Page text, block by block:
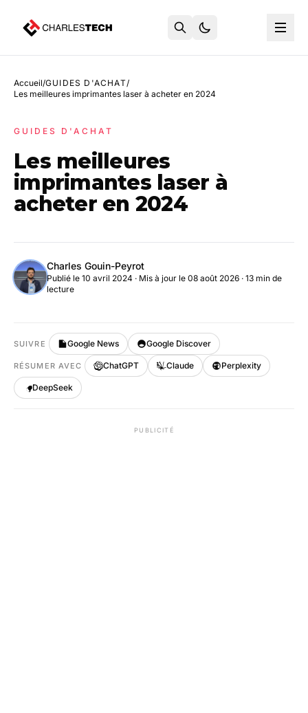
Accueil/GUIDES D'ACHAT/
Les meilleures imprimantes laser à acheter en 2024
GUIDES D'ACHAT
Les meilleures
imprimantes laser à
acheter en 2024
Charles Gouin-Peyrot
Publié le 10 avril 2024 · Mis à jour le 08 août 2026 · 13 min de
lecture
SUIVRE Google News Google Discover
RÉSUMER AVEC ChatGPT Claude Perplexity
DeepSeek
PUBLICITÉ